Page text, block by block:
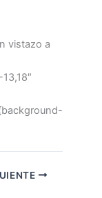
vistazo a